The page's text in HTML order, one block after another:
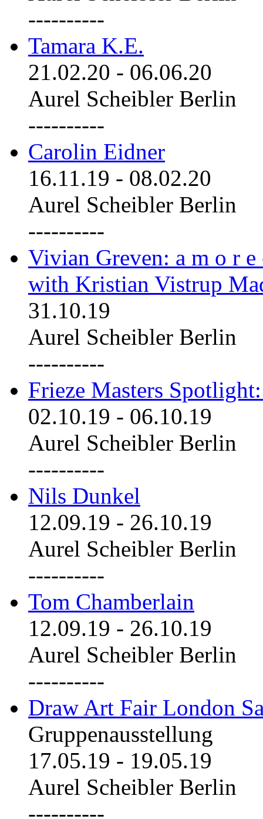
----------
Tamara K.E.
21.02.20 - 06.06.20
Aurel Scheibler Berlin
----------
Carolin Eidner
16.11.19 - 08.02.20
Aurel Scheibler Berlin
----------
Vivian Greven: a m o r
with Kristian Vistrup
31.10.19
Aurel Scheibler Berlin
----------
Frieze Masters
02.10.19 - 06.10.19
Aurel Scheibler Berlin
----------
Nils Dunkel
12.09.19 - 26.10.19
Aurel Scheibler Berlin
----------
Tom Chamberlain
12.09.19 - 26.10.19
Aurel Scheibler Berlin
----------
Draw Art Fair London
Gruppenausstellung
17.05.19 - 19.05.19
Aurel Scheibler Berlin
----------